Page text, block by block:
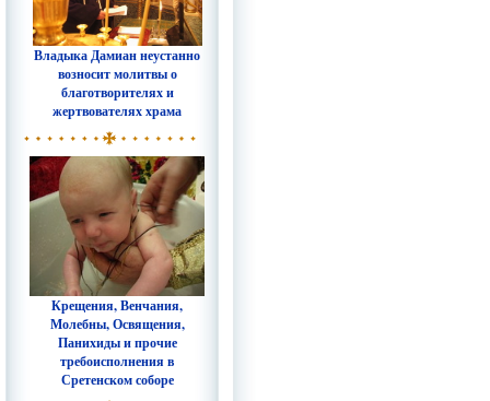
Владыка Дамиан неустанно
возносит молитвы о
благотворителях и
жертвователях храма
Крещения, Венчания,
Молебны, Освящения,
Панихиды и прочие
требоисполнения в
Сретенском соборе